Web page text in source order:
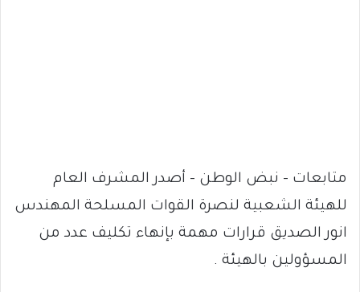
متابعات – نبض الوطن – أصدر المشرف العام
للهيئة الشعبية لنصرة القوات المسلحة المهندس
انور الصديق قرارات مهمة بإنهاء تكليف عدد من
المسؤولين بالهيئة .